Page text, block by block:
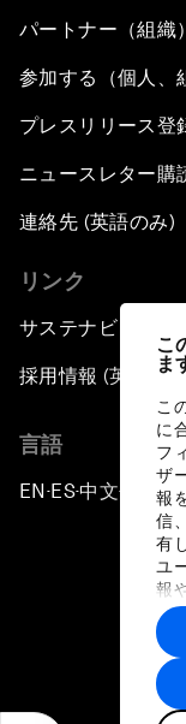
こ
ま
こ
に
フ
ザ
報
信
有
ユ
報
に
ト
す。
パートナー（組織
参加する（個人、
プレスリリース登
ニュースレター購
連絡先 (英語のみ)
リンク
サステナビリティ
採用情報 (英語のみ)
言語
EN ▪ ES▪中文▪ 日本語
プラ